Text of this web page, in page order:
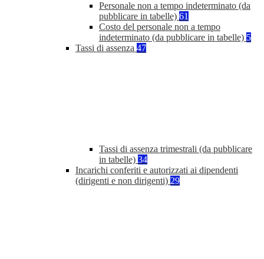
Personale non a tempo indeterminato (da
pubblicare in tabelle) 61
Costo del personale non a tempo
indeterminato (da pubblicare in tabelle) 5
Tassi di assenza 47
Tassi di assenza trimestrali (da pubblicare
in tabelle) 34
Incarichi conferiti e autorizzati ai dipendenti
(dirigenti e non dirigenti) 29